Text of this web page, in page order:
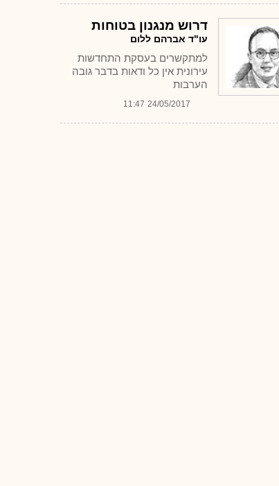
דרוש מנגנון בטוחות
עו"ד אברהם ללום
למתקשרים בעסקת התחדשות
עירונית אין כל ודאות בדבר גובה
הערבות
24/05/2017
11:47